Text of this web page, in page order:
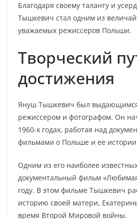
Благодаря своему таланту и
Тышкевич стал одним из
уважаемых режиссеров Польши.
Творческий
достижения
Януш Тышкевич был
режиссером и фотографом. Он
1960-х годах, работая над
фильмами о Польше и ее
Одним из его наиболее
документальный фильм
году. В этом фильме Тышкевич
историю своей матери,
время Второй Мировой войны.